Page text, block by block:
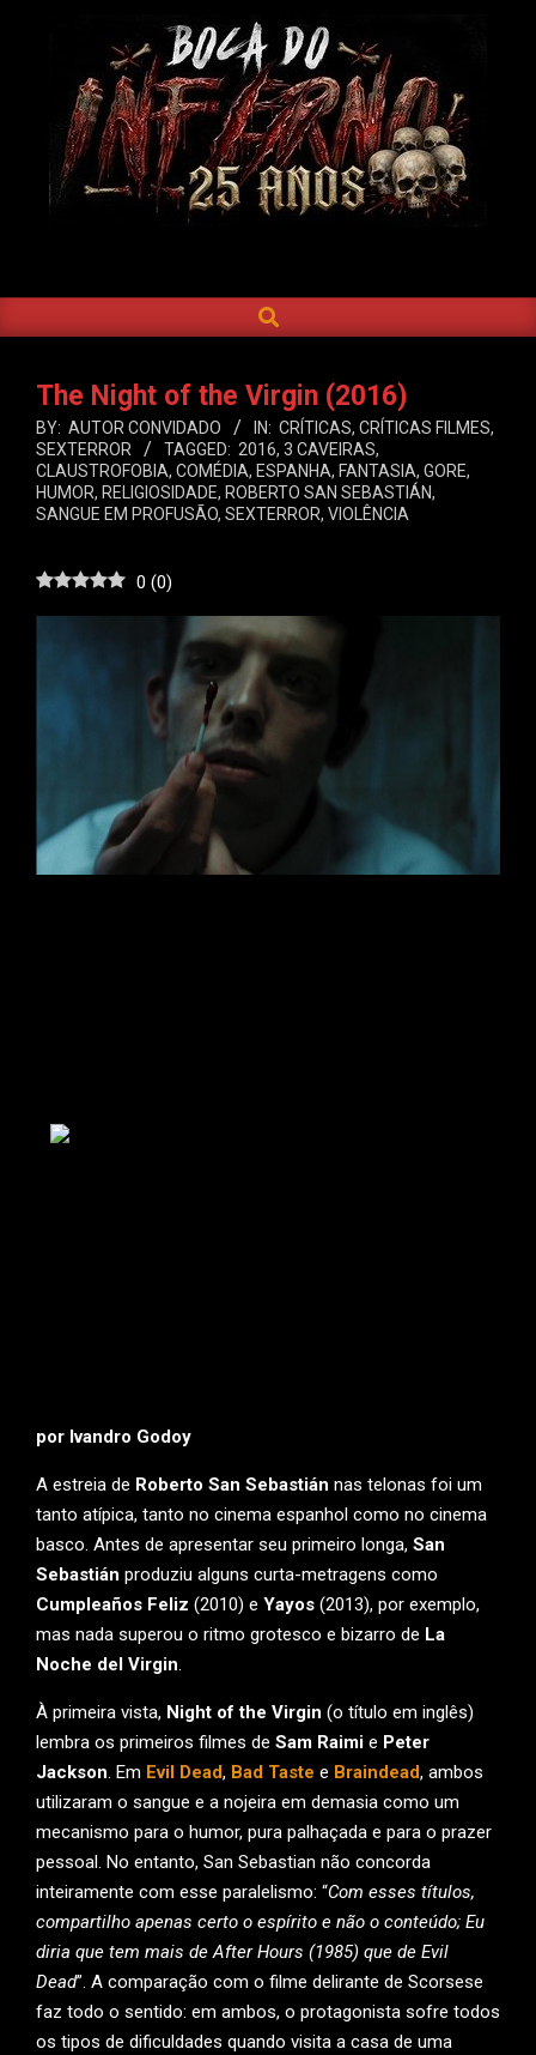
DO
INFERNO
Navigation
SEARCH
The Night of the Virgin (2016)
BY: AUTOR CONVIDADO IN: CRÍTICAS, CRÍTICAS FILMES,
SEXTERROR
TAGGED: 2016, 3 CAVEIRAS,
CLAUSTROFOBIA, COMÉDIA, ESPANHA, FANTASIA, GORE,
HUMOR, RELIGIOSIDADE, ROBERTO SAN SEBASTIÁN,
SANGUE EM PROFUSÃO, SEXTERROR, VIOLÊNCIA
0 (0)
por Ivandro Godoy
A estreia de Roberto San Sebastián nas telonas foi um
tanto atípica, tanto no cinema espanhol como no cinema
basco. Antes de apresentar seu primeiro longa, San
Sebastián produziu alguns curta-metragens como
Cumpleaños Feliz (2010) e Yayos (2013), por exemplo,
mas nada superou o ritmo grotesco e bizarro de La
Noche del Virgin.
À primeira vista, Night of the Virgin (o título em inglês)
lembra os primeiros filmes de Sam Raimi e Peter
Jackson. Em Evil Dead, Bad Taste e Braindead, ambos
utilizaram o sangue e a nojeira em demasia como um
mecanismo para o humor, pura palhaçada e para o prazer
pessoal. No entanto, San Sebastian não concorda
inteiramente com esse paralelismo: “Com esses títulos,
compartilho apenas certo o espírito e não o conteúdo; Eu
diria que tem mais de After Hours (1985) que de Evil
Dead”. A comparação com o filme delirante de Scorsese
faz todo o sentido: em ambos, o protagonista sofre todos
os tipos de dificuldades quando visita a casa de uma